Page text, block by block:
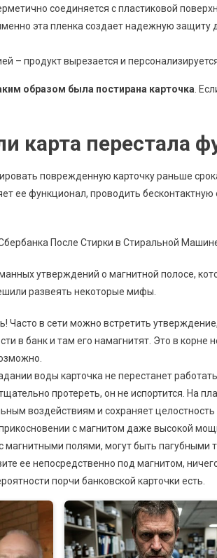
соединяется с пластиковой
эта пленка создает надежную защиту
– продукт вырезается и
образом была постирана карточка .
карта перестала
поврежденную карточку раньше
ее функционал, проводить
утверждений о магнитной полосе,
развеять некоторые мифы.
Часто в сети можно встретить
в банк и там его намагнитят. Это в корне
воды карточка не перестанет
протереть, он не испортится. На
воздействиям и сохраняет целостность
с магнитом даже высокой
магнитными полями, могут быть пагубными
ее непосредственно под магнитом,
порчи банковской карточки есть.